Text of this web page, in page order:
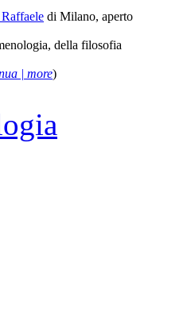
di Milano, aperto
della filosofia
| more)